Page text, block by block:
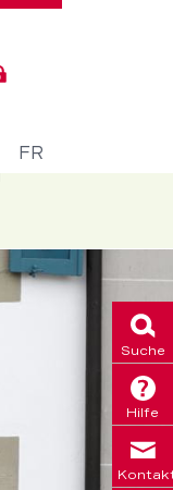
FR
Suche
Hilfe